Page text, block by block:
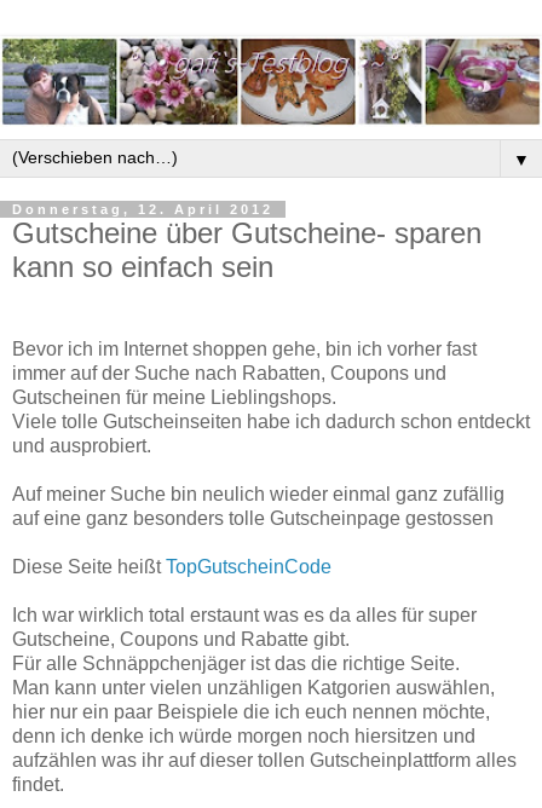
▼
Donnerstag, 12. April 2012
Gutscheine über Gutscheine- sparen
kann so einfach sein
Bevor ich im Internet shoppen gehe, bin ich vorher fast
immer auf der Suche nach Rabatten, Coupons und
Gutscheinen für meine Lieblingshops.
Viele tolle Gutscheinseiten habe ich dadurch schon entdeckt
und ausprobiert.
Auf meiner Suche bin neulich wieder einmal ganz zufällig
auf eine ganz besonders tolle Gutscheinpage gestossen
Diese Seite heißtTopGutscheinCode
Ich war wirklich total erstaunt was es da alles für super
Gutscheine, Coupons und Rabatte gibt.
Für alle Schnäppchenjäger ist das die richtige Seite.
Man kann unter vielen unzähligen Katgorien auswählen,
hier nur ein paar Beispiele die ich euch nennen möchte,
denn ich denke ich würde morgen noch hiersitzen und
aufzählen was ihr auf dieser tollen Gutscheinplattform alles
findet.